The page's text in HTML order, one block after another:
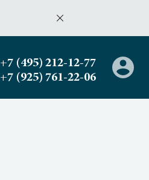
+7 (495) 212-12-77
+7 (925) 761-22-06